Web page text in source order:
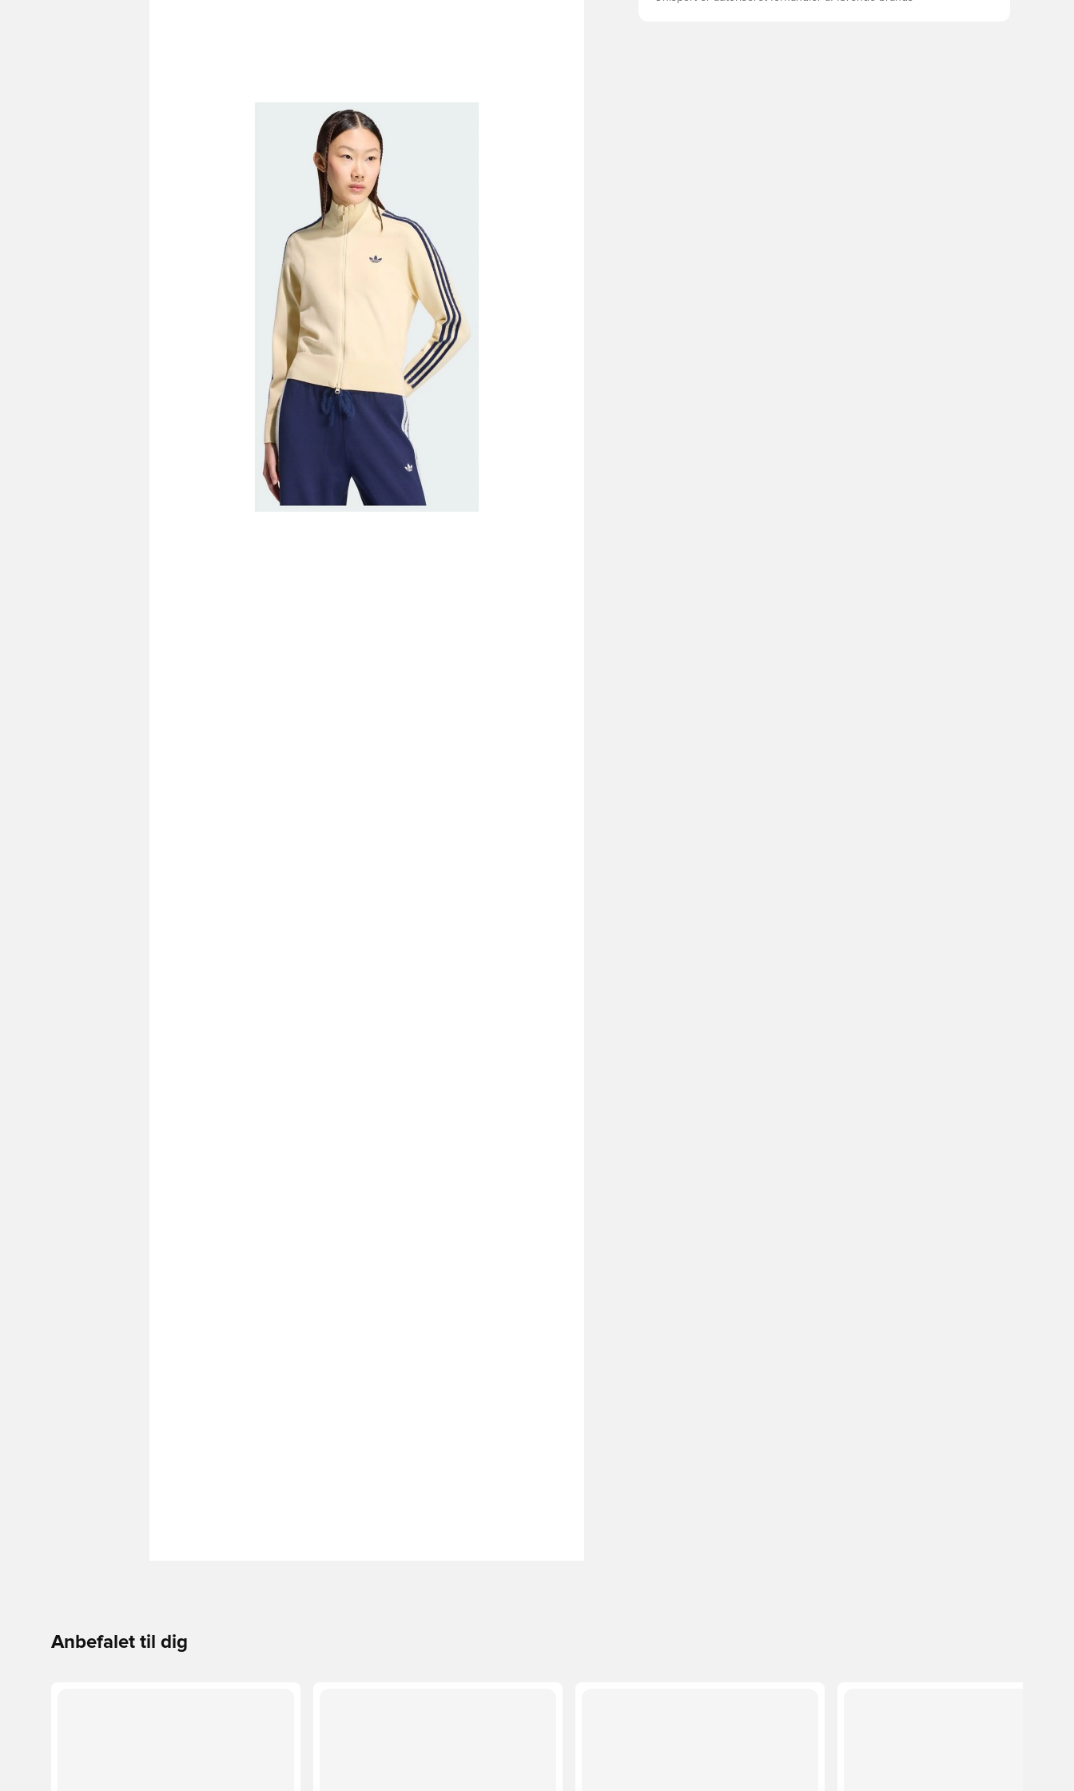
Anbefalet til dig